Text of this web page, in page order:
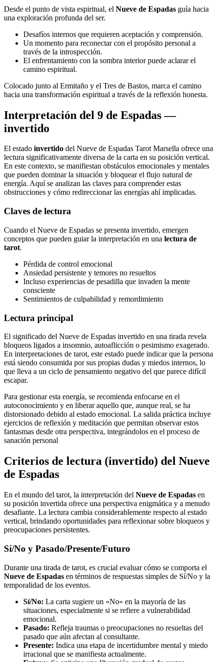
Desde el punto de vista espiritual, el Nueve de Espadas guía hacia
una exploración profunda del ser.
Desafíos internos que requieren aceptación y comprensión.
Un momento para reconectar con el propósito personal a
través de la introspección.
El enfrentamiento con la sombra interior puede aclarar el
camino espiritual.
Colocado junto al Ermitaño y el Tres de Bastos, marca el camino
hacia una transformación espiritual a través de la reflexión honesta.
Interpretación del 9 de Espadas —
invertido
El estado invertido del Nueve de Espadas Tarot Marsella ofrece una
lectura significativamente diversa de la carta en su posición vertical.
En este contexto, se manifiestan obstáculos emocionales y mentales
que pueden dominar la situación y bloquear el flujo natural de
energía. Aquí se analizan las claves para comprender estas
obstrucciones y cómo redireccionar las energías ahí implicadas.
Claves de lectura
Cuando el Nueve de Espadas se presenta invertido, emergen
conceptos que pueden guiar la interpretación en una lectura de
tarot.
Pérdida de control emocional
Ansiedad persistente y temores no resueltos
Incluso experiencias de pesadilla que invaden la mente
consciente
Sentimientos de culpabilidad y remordimiento
Lectura principal
El significado del Nueve de Espadas invertido en una tirada revela
bloqueos ligados a insomnio, autoaflicción o pesimismo exagerado.
En interpretaciones de tarot, este estado puede indicar que la persona
está siendo consumida por sus propias dudas y miedos internos, lo
que lleva a un ciclo de pensamiento negativo del que parece difícil
escapar.
Para gestionar esta energía, se recomienda enfocarse en el
autoconocimiento y en liberar aquello que, aunque real, se ha
distorsionado debido al estado emocional. La salida práctica incluye
ejercicios de reflexión y meditación que permitan observar estos
fantasmas desde otra perspectiva, integrándolos en el proceso de
sanación personal
Criterios de lectura (invertido) del Nueve
de Espadas
En el mundo del tarot, la interpretación del Nueve de Espadas en
su posición invertida ofrece una perspectiva enigmática y a menudo
desafiante. La lectura cambia considerablemente respecto al estado
vertical, brindando oportunidades para reflexionar sobre bloqueos y
preocupaciones persistentes.
Sí/No y Pasado/Presente/Futuro
Durante una tirada de tarot, es crucial evaluar cómo se comporta el
Nueve de Espadas en términos de respuestas simples de Sí/No y la
temporalidad de los eventos.
Sí/No: La carta sugiere un «No» en la mayoría de las
situaciones, especialmente si se refiere a vulnerabilidad
emocional.
Pasado: Refleja traumas o preocupaciones no resueltas del
pasado que aún afectan al consultante.
Presente: Indica una etapa de incertidumbre mental y miedo
irracional que se manifiesta actualmente.